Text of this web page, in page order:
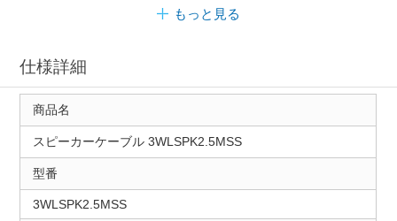
もっと見る
仕様詳細
商品名
スピーカーケーブル 3WLSPK2.5MSS
型番
3WLSPK2.5MSS